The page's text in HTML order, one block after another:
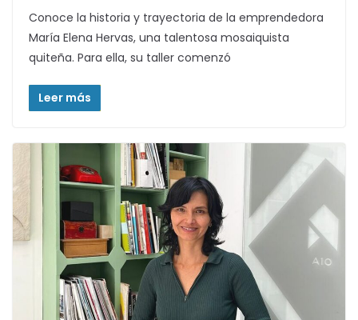
Conoce la historia y trayectoria de la emprendedora
María Elena Hervas, una talentosa mosaiquista
quiteña. Para ella, su taller comenzó
Leer más